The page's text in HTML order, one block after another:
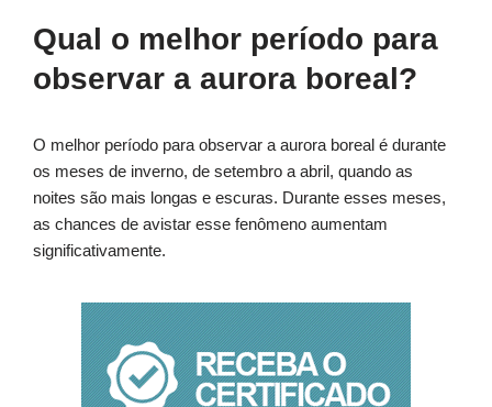
Qual o melhor período para
observar a aurora boreal?
O melhor período para observar a aurora boreal é durante
os meses de inverno, de setembro a abril, quando as
noites são mais longas e escuras. Durante esses meses,
as chances de avistar esse fenômeno aumentam
significativamente.